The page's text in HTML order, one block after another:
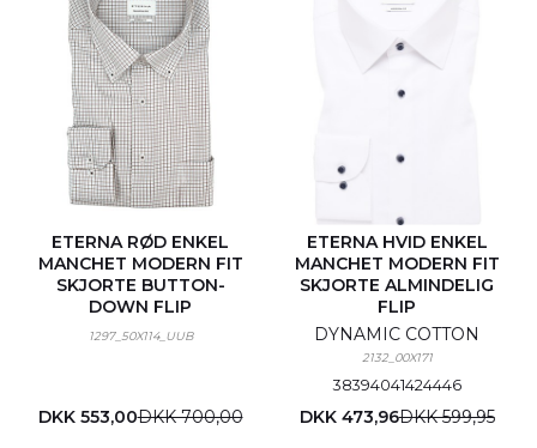
ETERNA RØD ENKEL
MANCHET MODERN FIT
SKJORTE BUTTON-
DOWN FLIP
1297_50X114_UUB
DKK 553,00DKK 700,00
ETERNA HVID ENKEL
MANCHET MODERN FIT
SKJORTE ALMINDELIG
FLIP
DYNAMIC COTTON
2132_00X171
38394041424446
DKK 473,96DKK 599,95